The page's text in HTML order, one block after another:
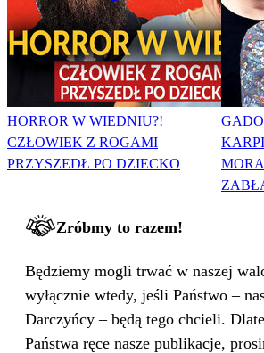
HORROR W WIEDNIU?!
CZŁOWIEK Z ROGAMI
PRZYSZEDŁ PO DZIECKO
Zróbmy to razem!
Będziemy mogli trwać w naszej
wyłącznie wtedy, jeśli Państwo –
Darczyńcy – będą tego chcieli.
Państwa ręce nasze publikacje,